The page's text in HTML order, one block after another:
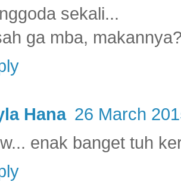
sekali...
ga mba,
Hana 26 March
enak banget tuh